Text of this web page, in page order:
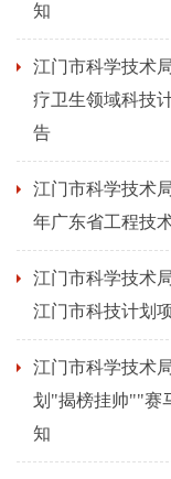
知
江门市科学技术
疗卫生领域科技
告
江门市科学技术
年广东省工程技
江门市科学技术
江门市科技计划
江门市科学技术
划"揭榜挂帅""赛
知